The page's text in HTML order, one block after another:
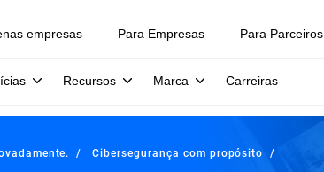
empresas Para Empresas Para Parceiros
Recursos Marca Carreiras
Cibersegurança com propósito